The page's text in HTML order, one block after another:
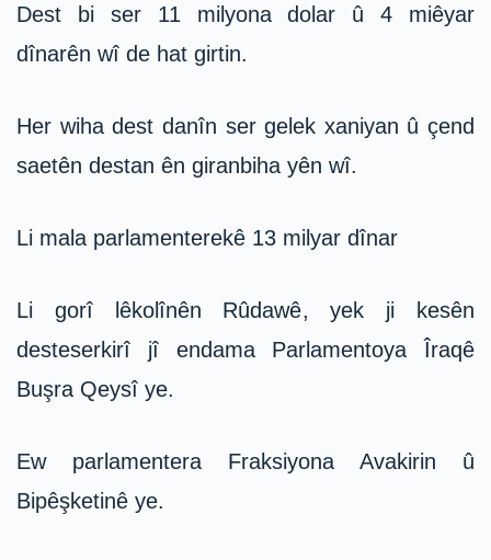
Dest bi ser 11 milyona dolar û 4 miêyar
dînarên wî de hat girtin.
Her wiha dest danîn ser gelek xaniyan û çend
saetên destan ên giranbiha yên wî.
Li mala parlamenterekê 13 milyar dînar
Li gorî lêkolînên Rûdawê, yek ji kesên
desteserkirî jî endama Parlamentoya Îraqê
Buşra Qeysî ye.
Ew parlamentera Fraksiyona Avakirin û
Bipêşketinê ye.